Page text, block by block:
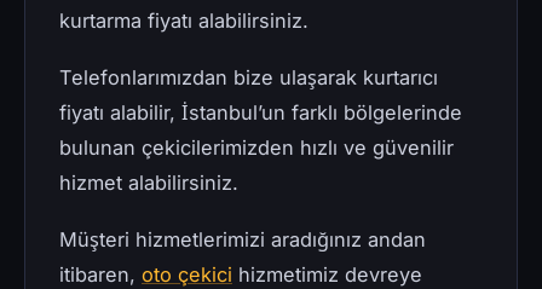
kurtarma fiyatı alabilirsiniz.
Telefonlarımızdan bize ulaşarak kurtarıcı
fiyatı alabilir, İstanbul’un farklı bölgelerinde
bulunan çekicilerimizden hızlı ve güvenilir
hizmet alabilirsiniz.
Müşteri hizmetlerimizi aradığınız andan
itibaren, oto çekici hizmetimiz devreye